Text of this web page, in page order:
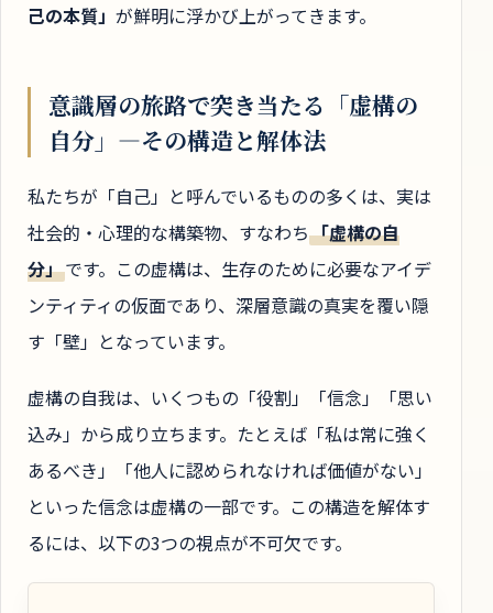
己の本質」 が鮮明に浮かび上がってきます。
意識層の旅路で突き当たる「虚構の
自分」—その構造と解体法
私たちが「自己」と呼んでいるものの多くは、実は
社会的・心理的な構築物、すなわち「虚構の自
分」です。この虚構は、生存のために必要なアイデ
ンティティの仮面であり、深層意識の真実を覆い隠
す「壁」となっています。
虚構の自我は、いくつもの「役割」「信念」「思い
込み」から成り立ちます。たとえば「私は常に強く
あるべき」「他人に認められなければ価値がない」
といった信念は虚構の一部です。この構造を解体す
るには、以下の3つの視点が不可欠です。